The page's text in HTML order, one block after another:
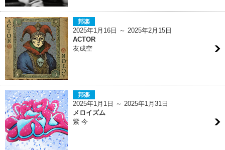
邦楽
2025年1月16日 ～ 2025年2月15日
ACTOR
友成空
邦楽
2025年1月1日 ～ 2025年1月31日
メロイズム
紫 今